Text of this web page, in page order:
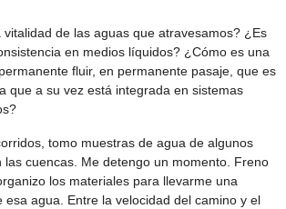
vitalidad de las aguas que atravesamos? ¿Es
en medios líquidos? ¿Cómo es una
fluir, en permanente pasaje, que es
que a su vez está integrada en sistemas
tomo muestras de agua de algunos
las cuencas. Me detengo un momento. Freno
los materiales para llevarme una
esa agua. Entre la velocidad del camino y el